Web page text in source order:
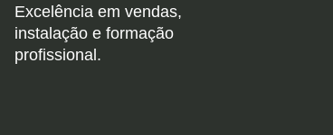
Excelência em vendas,
instalação e formação
profissional.